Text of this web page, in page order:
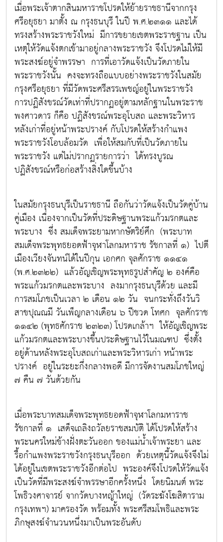
เมื่อพระเจ้าตากสินมหาราชโปรดให้ย้ายราชธานีจากกรุง
ศรีอยุธยา มาตั้ง ณ กรุงธนบุรี ในปี พ.ศ.๒๓๑๑ และได้
ทรงสร้างพระราชวังใหม่ มีการขยายเขตพระราชฐาน เป็น
เหตุให้วัดแจ้งตกเข้ามาอยู่กลางพระราชวัง จึงโปรดไม่ให้มี
พระสงฆ์อยู่จำพรรษา การที่เอาวัดแจ้งเป็นวัดภายใน
พระราชวังนั้น คงจะทรงถือแบบอย่างพระราชวังในสมัย
กรุงศรีอยุธยา ที่มีวัดพระศรีสรรเพชญ์อยู่ในพระราชวัง
การปฏิสังขรณ์วัดเท่าที่ปรากฏอยู่ตามหลักฐานในพระราช
พงศาวดาร ก็คือ ปฏิสังขรณ์พระอุโบสถ และพระวิหาร
หลังเก่าที่อยู่หน้าพระปรางค์ กับโปรดให้สร้างกำแพง
พระราชวังโอบล้อมวัด เพื่อให้สมกับที่เป็นวัดภายใน
พระราชวัง แต่ไม่ปรากฏรายการว่า ได้ทรงบูรณ
ปฏิสังขรณ์หรือก่อสร้างสิ่งใดขึ้นบ้าง
ในสมัยกรุงธนบุรีเป็นราชธานี ถือกันว่าวัดแจ้งเป็นวัดคู่บ้าน
คู่เมือง เนื่องจากเป็นวัดที่ประดิษฐานพระแก้วมรกตและ
พระบาง ซึ่ง สมเด็จพระยามหากษัตริย์ศึก (พระบาท
สมเด็จพระพุทธยอดฟ้าจุฬาโลกมหาราช รัชกาลที่ ๑) ไปตี
เมืองเวียงจันทน์ได้ในปีกุน เอกศก จุลศักราช ๑๑๔๑
(พ.ศ.๒๓๒๒) แล้วอัญเชิญพระพุทธรูปสำคัญ ๒ องค์คือ
พระแก้วมรกตและพระบาง ลงมากรุงธนบุรีด้วย และมี
การสมโภชเป็นเวลา ๒ เดือน ๑๒ วัน จนกระทั่งถึงวันวิ
สาขปุณณมี วันเพ็ญกลางเดือน ๖ ปีชวด โทศก จุลศักราช
๑๑๔๒ (พุทธศักราช ๒๓๒๓) โปรดเกล้าฯ ให้อัญเชิญพระ
แก้วมรกตและพระบางขึ้นประดิษฐานไว้ในมณฑป ซึ่งตั้ง
อยู่ด้านหลังพระอุโบสถเก่าและพระวิหารเก่า หน้าพระ
ปรางค์ อยู่ในระยะกึ่งกลางพอดี มีการจัดงานสมโภชใหญ่
๗ คืน ๗ วันด้วยกัน
เมื่อพระบาทสมเด็จพระพุทธยอดฟ้าจุฬาโลกมหาราช
รัชกาลที่ ๑ เสด็จเถลิงถวัลยราชสมบัติ ได้โปรดให้สร้าง
พระนครใหม่ข้างฝั่งตะวันออก ของแม่น้ำเจ้าพระยา และ
รื้อกำแพงพระราชวังกรุงธนบุรีออก ด้วยเหตุนี้วัดแจ้งจึงไม่
ได้อยู่ในเขตพระราชวังอีกต่อไป พระองค์จึงโปรดให้วัดแจ้ง
เป็นวัดที่มีพระสงฆ์จำพรรษาอีกครั้งหนึ่ง โดยนิมนต์ พระ
โพธิวงศาจารย์ จากวัดบางหญ้าใหญ่ (วัดระฆังโฆสิตาราม
กรุงเทพฯ) มาครองวัด พร้อมทั้ง พระศรีสมโพธิและพระ
ภิกษุสงฆ์จำนวนหนึ่งมาเป็นพระอันดับ